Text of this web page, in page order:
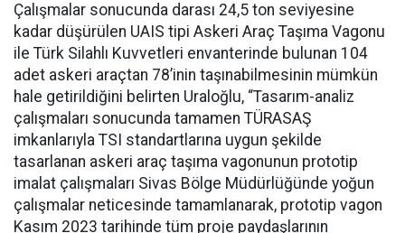
Çalışmalar sonucunda darası 24,5 ton seviyesine
kadar düşürülen UAIS tipi Askeri Araç Taşıma Vagonu
ile Türk Silahlı Kuvvetleri envanterinde bulunan 104
adet askeri araçtan 78’inin taşınabilmesinin mümkün
hale getirildiğini belirten Uraloğlu, “Tasarım-analiz
çalışmaları sonucunda tamamen TÜRASAŞ
imkanlarıyla TSI standartlarına uygun şekilde
tasarlanan askeri araç taşıma vagonunun prototip
imalat çalışmaları Sivas Bölge Müdürlüğünde yoğun
çalışmalar neticesinde tamamlanarak, prototip vagon
Kasım 2023 tarihinde tüm proje paydaşlarının